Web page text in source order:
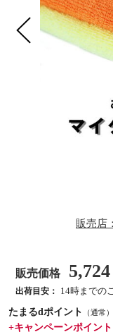
販売店
販売価格 5,724
出荷目安：
14時までの
たまるdポイント
（通常）
+キャンペーンポイント